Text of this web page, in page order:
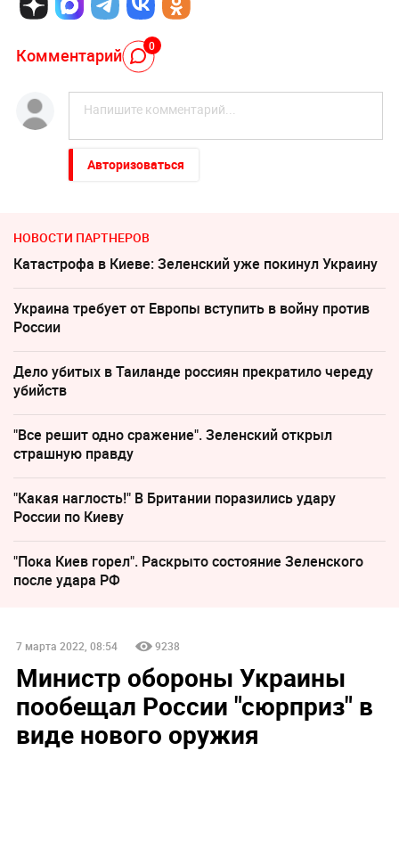
Комментарий 0
Авторизоваться
НОВОСТИ ПАРТНЕРОВ
Катастрофа в Киеве: Зеленский уже покинул Украину
Украина требует от Европы вступить в войну против
России
Дело убитых в Таиланде россиян прекратило череду
убийств
"Все решит одно сражение". Зеленский открыл
страшную правду
"Какая наглость!" В Британии поразились удару
России по Киеву
"Пока Киев горел". Раскрыто состояние Зеленского
после удара РФ
7 марта 2022, 08:54 9238
Министр обороны Украины
пообещал России "сюрприз" в
виде нового оружия